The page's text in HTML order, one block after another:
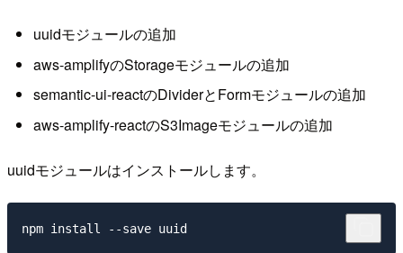
uuidモジュールの追加
aws-amplifyのStorageモジュールの追加
semantic-ui-reactのDividerとFormモジュールの追加
aws-amplify-reactのS3Imageモジュールの追加
uuidモジュールはインストールします。